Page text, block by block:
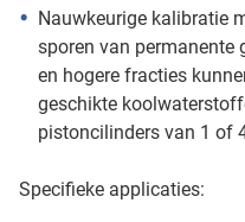
Nauwkeurige kalibratie
sporen van permanente
en hogere fracties
geschikte
pistoncilinders van 1 of
Specifieke applicaties: